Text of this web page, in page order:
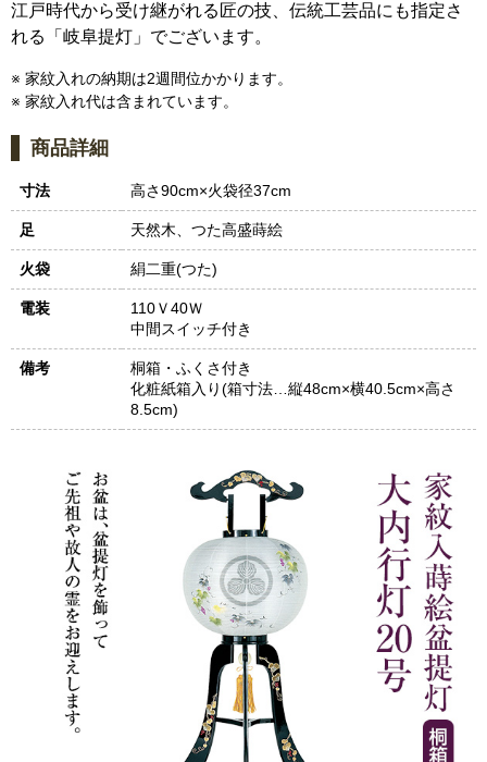
江戸時代から受け継がれる匠の技、伝統工芸品にも指定さ
れる「岐阜提灯」でございます。
※ 家紋入れの納期は2週間位かかります。
※ 家紋入れ代は含まれています。
商品詳細
寸法 高さ90cm×火袋径37cm
足 天然木、つた高盛蒔絵
火袋 絹二重(つた)
電装
110Ｖ40Ｗ
中間スイッチ付き
備考
桐箱・ふくさ付き
化粧紙箱入り(箱寸法…縦48cm×横40.5cm×高さ
8.5cm)